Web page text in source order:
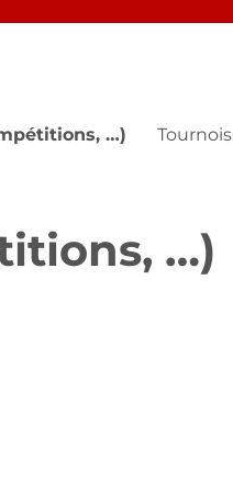
…) Tournois
…)